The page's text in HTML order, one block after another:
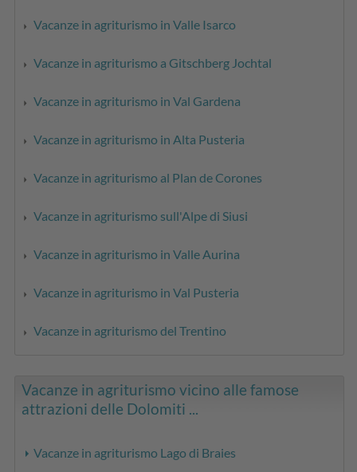
Vacanze in agriturismo in Valle Isarco
Vacanze in agriturismo a Gitschberg Jochtal
Vacanze in agriturismo in Val Gardena
Vacanze in agriturismo in Alta Pusteria
Vacanze in agriturismo al Plan de Corones
Vacanze in agriturismo sull'Alpe di Siusi
Vacanze in agriturismo in Valle Aurina
Vacanze in agriturismo in Val Pusteria
Vacanze in agriturismo del Trentino
Vacanze in agriturismo vicino alle famose
attrazioni delle Dolomiti ...
Vacanze in agriturismo Lago di Braies